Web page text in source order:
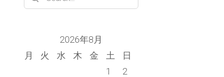
for:
2026年8月
月
火 水 木 金 土
日
1
2